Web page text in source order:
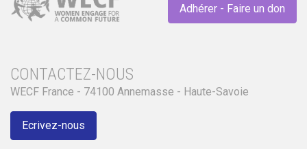
Adhérer - Faire un don
CONTACTEZ-NOUS
WECF France - 74100 Annemasse - Haute-Savoie
Ecrivez-nous